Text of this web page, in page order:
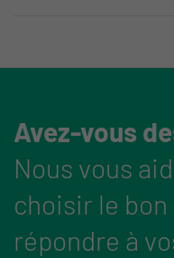
Avez-vous
Nous vous
choisir le
répondre à